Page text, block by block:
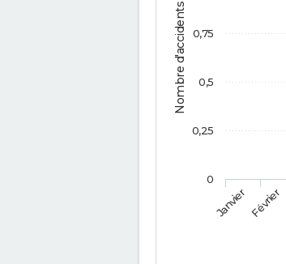
Nombre d'accidents
JanvierFévrier
0
0,25
0,5
0,75